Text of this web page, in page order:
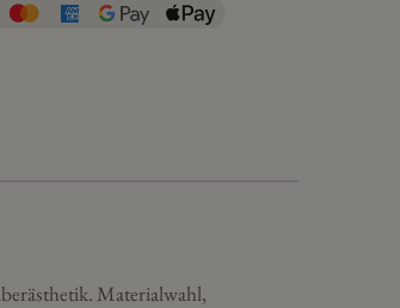
Materialwahl,